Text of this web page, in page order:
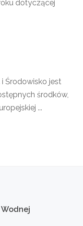
dotyczącej
Środowisko jest
środków,
...
Wodnej